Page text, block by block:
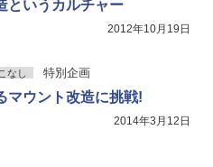
というカルチャー
2012年10月19日
なし 特別企画
マウント改造に挑戦!
2014年3月12日